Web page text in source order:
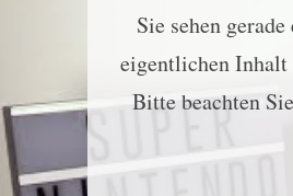
Sie sehen
eigentlichen Inhalt
Bitte beachten